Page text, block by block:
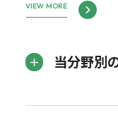
VIEW MORE
当分野別